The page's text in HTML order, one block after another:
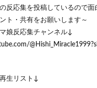
反応集を投稿しているので面
ト・共有をお願いします～
娘反応集チャンネル↓
生リスト↓